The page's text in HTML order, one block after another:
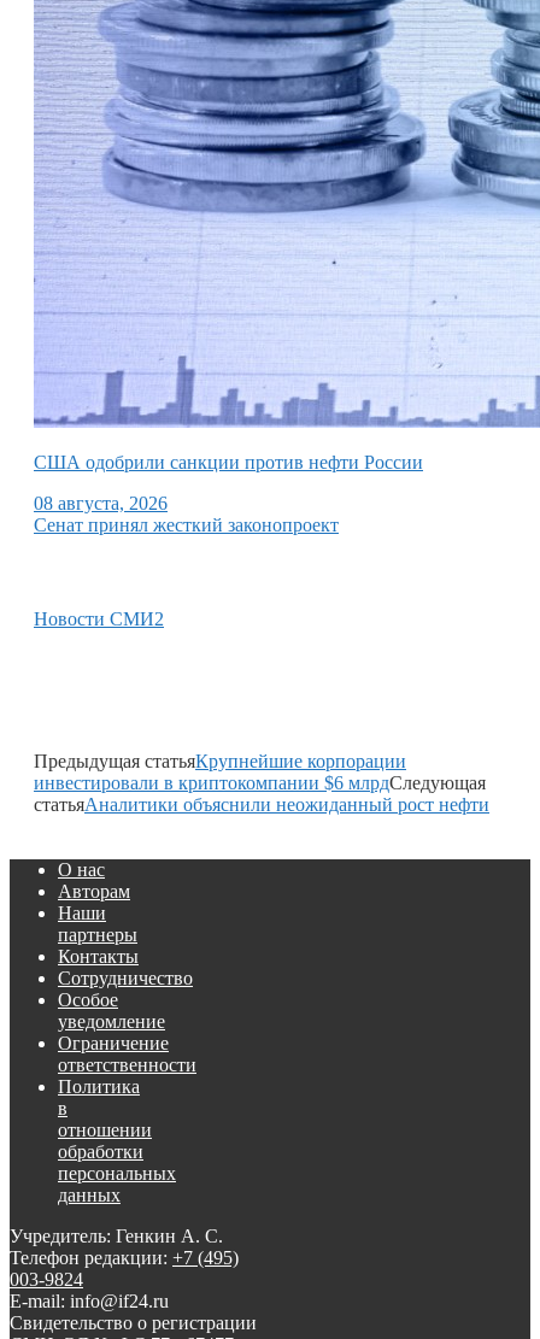
США одобрили санкции против нефти России
08 августа, 2026
Сенат принял жесткий законопроект
Новости СМИ2
Предыдущая статьяКрупнейшие корпорации
инвестировали в криптокомпании $6 млрдСледующая
статьяАналитики объяснили неожиданный рост нефти
О нас
Авторам
Наши
партнеры
Контакты
Сотрудничество
Особое
уведомление
Ограничение
ответственности
Политика
в
отношении
обработки
персональных
данных
Учредитель: Генкин А. С.
Телефон редакции: +7 (495)
003-9824
E-mail: info@if24.ru
Свидетельство о регистрации